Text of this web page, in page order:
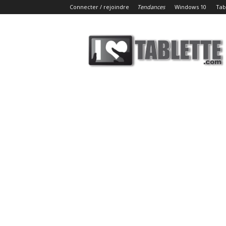
Connecter / rejoindre Tendances Windows 10